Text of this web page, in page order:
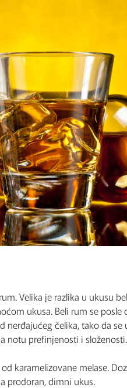
Velika je razlika u ukusu
ukusa. Beli rum se posle
čelika, tako da se
notu prefinjenosti i složenosti.
karamelizovane melase.
prodoran, dimni ukus.